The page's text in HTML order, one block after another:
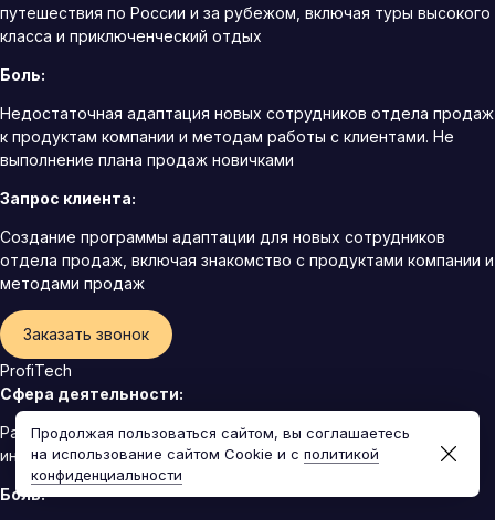
путешествия по России и за рубежом, включая туры высокого
класса и приключенческий отдых
Боль:
Недостаточная адаптация новых сотрудников отдела продаж
к продуктам компании и методам работы с клиентами. Не
выполнение плана продаж новичками
Запрос клиента:
Создание программы адаптации для новых сотрудников
отдела продаж, включая знакомство с продуктами компании и
методами продаж
Заказать звонок
ProfiTech
Сфера деятельности:
Разработчик профессионального оборудования и
инструментов для строительства, ремонта и обслуживания
Боль:
Продолжая пользоваться сайтом, вы соглашаетесь
на использование сайтом Cookie и с политикой
конфиденциальности